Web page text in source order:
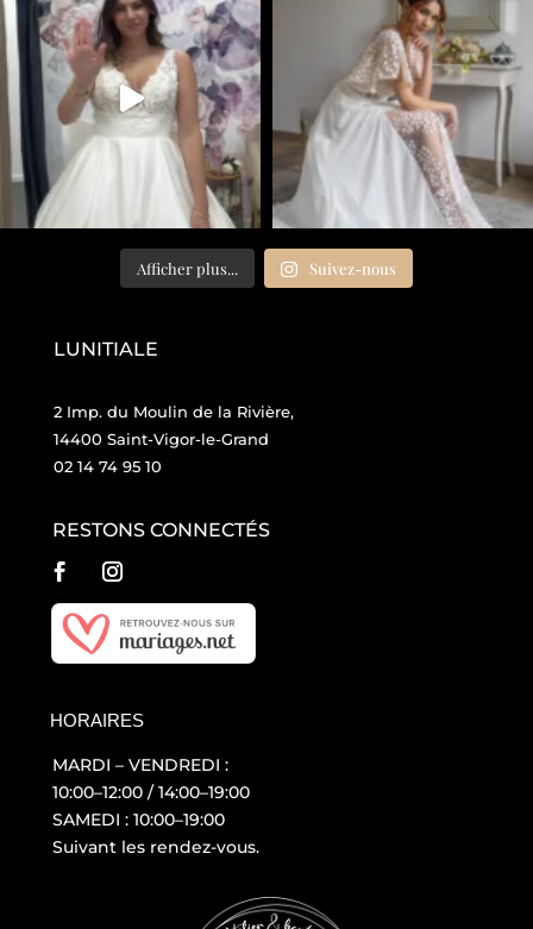
Afficher plus... Suivez-nous
LUNITIALE
2 Imp. du Moulin de la Rivière,
14400 Saint-Vigor-le-Grand
02 14 74 95 10
RESTONS CONNECTÉS
HORAIRES
MARDI – VENDREDI :
10:00–12:00 / 14:00–19:00
SAMEDI : 10:00–19:00
Suivant les rendez-vous.